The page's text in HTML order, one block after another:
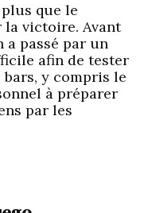
que le
victoire. Avant
a passé par un
afin de tester
y compris le
à préparer
par les